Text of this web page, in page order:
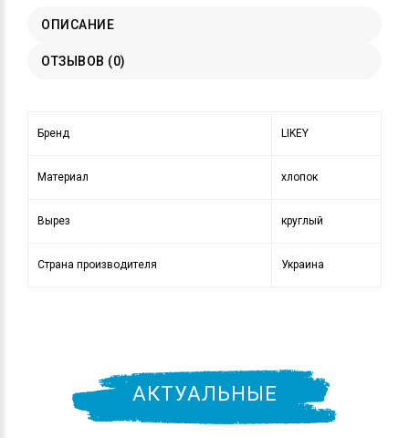
ОПИСАНИЕ
ОТЗЫВОВ (0)
Бренд LIKEY
Материал хлопок
Вырез круглый
Страна производителя Украина
АКТУАЛЬНЫЕ